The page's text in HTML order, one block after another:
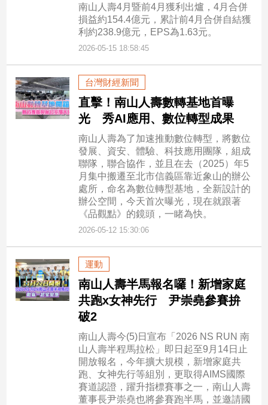
南山人壽4月暨前4月獲利出爐，4月合併
損益約154.4億元，累計前4月合併自結獲
利約238.9億元，EPS為1.63元。
2026-05-15 18:58:45
台灣財經新聞
直擊！南山人壽數轉基地首曝
光 秀AI應用、數位轉型成果
南山人壽為了加速推動數位轉型，將數位
發展、資安、體驗、科技應用團隊，組成
聯隊，聯合協作，並且在去（2025）年5
月集中搬遷至北市信義區靠近象山的辦公
處所，命名為數位轉型基地，全新設計的
辦公空間，今天首次曝光，現在就跟著
《品觀點》的鏡頭，一睹為快。
2026-05-12 15:30:06
運動
南山人壽半馬報名囉！新增家庭
共跑x女神先行 尹崇堯參賽拚
破2
南山人壽今(5)日宣布「2026 NS RUN 南
山人壽半程馬拉松」即日起至9月14日止
開放報名，今年擴大規模，新增家庭共
跑、女神先行等組別，更取得AIMS國際
賽道認證，躍升指標賽事之一，南山人壽
董事長尹崇堯也將參賽跑半馬，並邀請國